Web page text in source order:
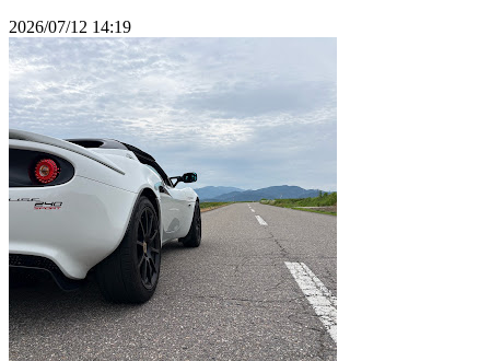
2026/07/12 14:19